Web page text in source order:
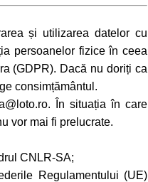
și utilizarea datelor cu
persoanelor fizice în ceea
(GDPR). Dacă nu doriți ca
consimțământul.
În situația în care
vor mai fi prelucrate.
CNLR-SA;
Regulamentului (UE)